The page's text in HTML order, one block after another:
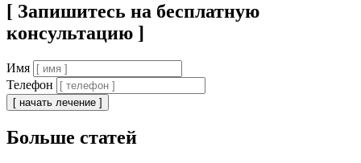
[ Запишитесь на бесплатную
консультацию ]
Имя
Телефон
[ начать лечение ]
Больше статей